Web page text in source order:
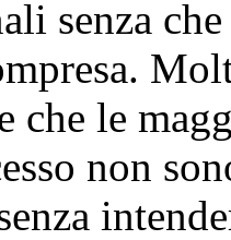
senza
che le
non